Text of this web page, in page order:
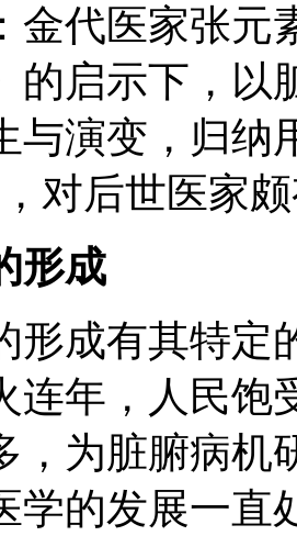
金代医家张元
的启示下，
与演变，归纳
对后世医家
形成
形成有其特定
连年，人民饱
，为脏腑病机
学的发展一直